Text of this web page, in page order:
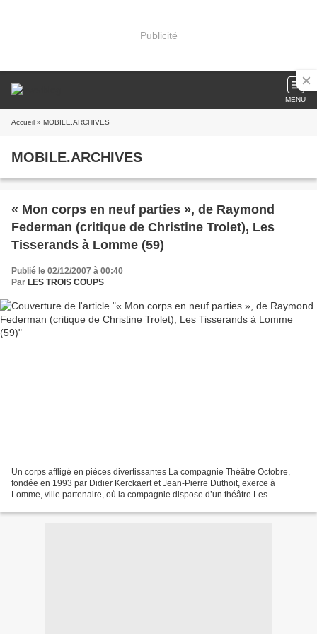
Publicité
MENU
Accueil » MOBILE.ARCHIVES
MOBILE.ARCHIVES
« Mon corps en neuf parties », de Raymond
Federman (critique de Christine Trolet), Les
Tisserands à Lomme (59)
Publié le 02/12/2007 à 00:40
Par LES TROIS COUPS
Un corps affligé en pièces divertissantes La compagnie Théâtre Octobre,
fondée en 1993 par Didier Kerckaert et Jean-Pierre Duthoit, exerce à
Lomme, ville partenaire, où la compagnie dispose d’un théâtre Les